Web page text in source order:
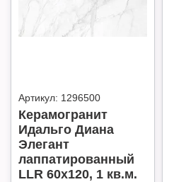
Артикул: 1296500
Керамогранит
Идальго Диана
Элегант
лаппатированный
LLR 60х120, 1 кв.м.